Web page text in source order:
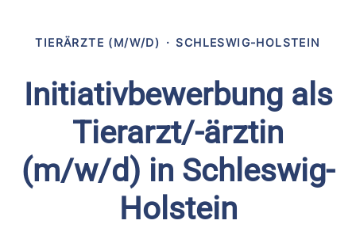
TIERÄRZTE (M/W/D) · SCHLESWIG-HOLSTEIN
Initiativbewerbung als
Tierarzt/-ärztin
(m/w/d) in Schleswig-
Holstein